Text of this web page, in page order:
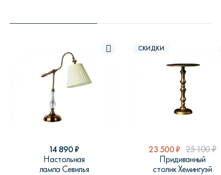
14 890₽
Настольная
лампа Севилья
СКИДКИ
23 500₽ 25 100₽
Придиванный
столик Хемингуэй